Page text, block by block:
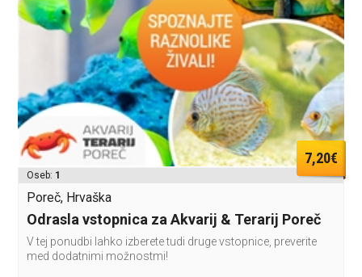
7,20€
Oseb: 1
Poreč, Hrvaška
Odrasla vstopnica za Akvarij & Terarij Poreč
V tej ponudbi lahko izberete tudi druge vstopnice, preverite
med dodatnimi možnostmi!